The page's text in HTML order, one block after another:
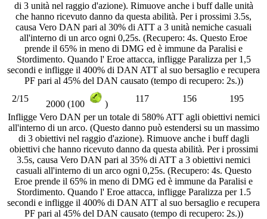
di 3 unità nel raggio d'azione). Rimuove anche i buff dalle unità
che hanno ricevuto danno da questa abilità. Per i prossimi 3.5s,
causa Vero DAN pari al 30% di ATT a 3 unità nemiche casuali
all'interno di un arco ogni 0,25s. (Recupero: 4s. Questo Eroe
prende il 65% in meno di DMG ed è immune da Paralisi e
Stordimento. Quando l' Eroe attacca, infligge Paralizza per 1,5
secondi e infligge il 400% di DAN ATT al suo bersaglio e recupera
PF pari al 45% del DAN causato (tempo di recupero: 2s.))
2/15
2000 (100 )
117 156
195
Infligge Vero DAN per un totale di 580% ATT agli obiettivi nemici
all'interno di un arco. (Questo danno può estendersi su un massimo
di 3 obiettivi nel raggio d'azione). Rimuove anche i buff dagli
obiettivi che hanno ricevuto danno da questa abilità. Per i prossimi
3.5s, causa Vero DAN pari al 35% di ATT a 3 obiettivi nemici
casuali all'interno di un arco ogni 0,25s. (Recupero: 4s. Questo
Eroe prende il 65% in meno di DMG ed è immune da Paralisi e
Stordimento. Quando l' Eroe attacca, infligge Paralizza per 1.5
secondi e infligge il 400% di DAN ATT al suo bersaglio e recupera
PF pari al 45% del DAN causato (tempo di recupero: 2s.))